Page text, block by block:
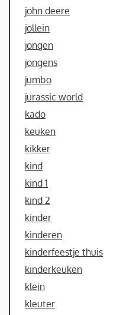
john deere
jollein
jongen
jongens
jumbo
jurassic world
kado
keuken
kikker
kind
kind 1
kind 2
kinder
kinderen
kinderfeestje thuis
kinderkeuken
klein
kleuter